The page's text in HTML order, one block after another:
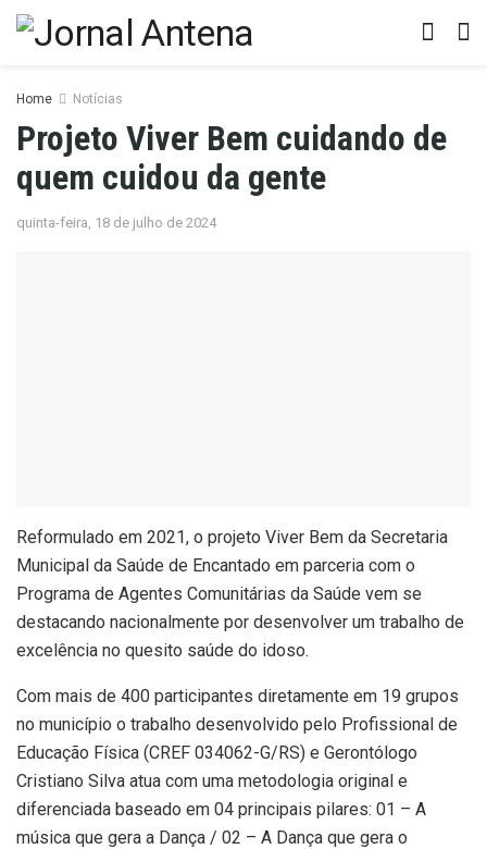
Home Notícias
Projeto Viver Bem cuidando de
quem cuidou da gente
quinta-feira, 18 de julho de 2024
Reformulado em 2021, o projeto Viver Bem da Secretaria
Municipal da Saúde de Encantado em parceria com o
Programa de Agentes Comunitárias da Saúde vem se
destacando nacionalmente por desenvolver um trabalho de
excelência no quesito saúde do idoso.
Com mais de 400 participantes diretamente em 19 grupos
no município o trabalho desenvolvido pelo Profissional de
Educação Física (CREF 034062-G/RS) e Gerontólogo
Cristiano Silva atua com uma metodologia original e
diferenciada baseado em 04 principais pilares: 01 – A
música que gera a Dança / 02 – A Dança que gera o